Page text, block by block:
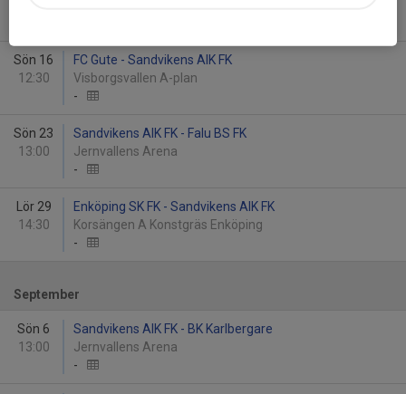
Sön 16
12:30
FC Gute - Sandvikens AIK FK
Visborgsvallen A-plan
-
Sön 23
13:00
Sandvikens AIK FK - Falu BS FK
Jernvallens Arena
-
Lör 29
14:30
Enköping SK FK - Sandvikens AIK FK
Korsängen A Konstgräs Enköping
-
September
Sön 6
13:00
Sandvikens AIK FK - BK Karlbergare
Jernvallens Arena
-